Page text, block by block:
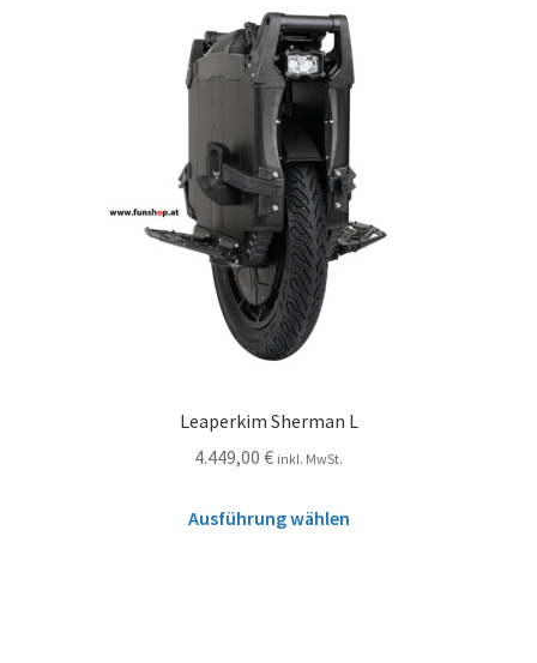
Leaperkim Sherman L
4.449,00 € inkl. MwSt.
Ausführung wählen